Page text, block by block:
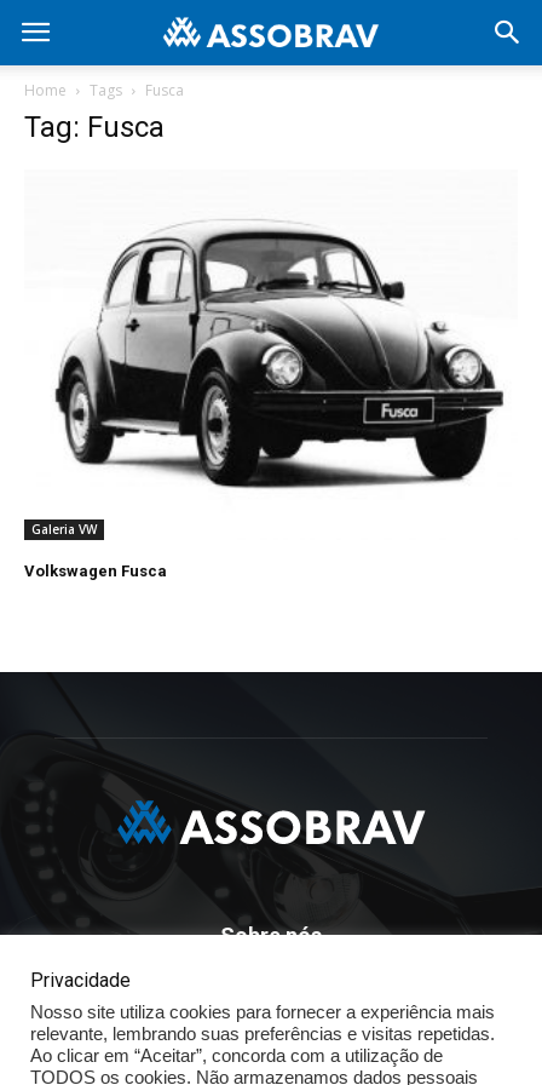
Home Tags Fusca
Tag: Fusca
Galeria VW
Volkswagen Fusca
Sobre nós
ASSOBRAV - Associação Brasileira Dos Distribuidores
Volkswagen
Av. José Maria Whitaker n° 603 - Mirandópolis - São Paulo - SP
- CEP: 04057.900 - Fone: (11) - 5078.5400
Privacidade
Nosso site utiliza cookies para fornecer a experiência mais
relevante, lembrando suas preferências e visitas repetidas.
Ao clicar em “Aceitar”, concorda com a utilização de
TODOS os cookies. Não armazenamos dados pessoais